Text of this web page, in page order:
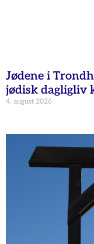
Jødene i
jødisk dagligliv
4. august 2026